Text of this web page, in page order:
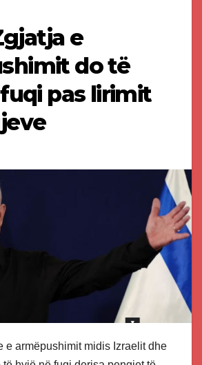
e
do të
pas lirimit
e armëpushimit midis Izraelit dhe